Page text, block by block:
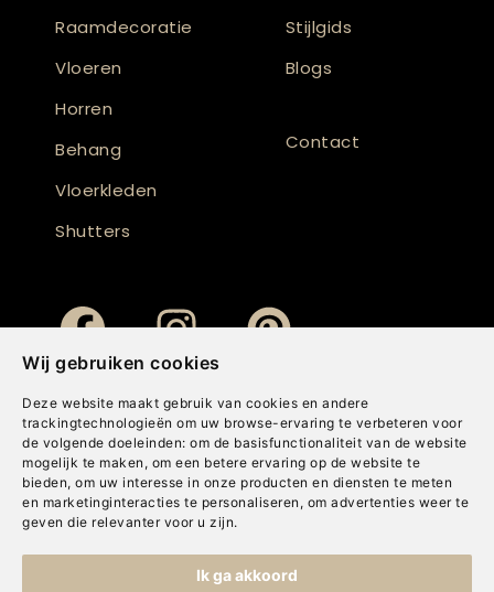
Wij gebruiken cookies
Deze website maakt gebruik van cookies en andere
trackingtechnologieën om uw browse-ervaring te verbeteren voor
de volgende doeleinden: om de basisfunctionaliteit van de website
mogelijk te maken , om een betere ervaring op de website te
bieden, om uw interesse in onze producten en diensten te meten
en marketinginteracties te personaliseren , om advertenties weer te
geven die relevanter voor u zijn.
Ik ga akkoord
Raamdecoratie
Vloeren
Horren
Behang
Vloerkleden
Shutters
Stijlgids
Blogs
Contact
Cookies